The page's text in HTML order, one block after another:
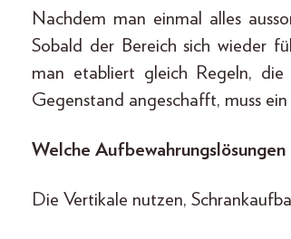
Nachdem man einmal alles
Sobald der Bereich sich wieder
man etabliert gleich Regeln,
Gegenstand angeschafft, muss
Welche
Die Vertikale nutzen,